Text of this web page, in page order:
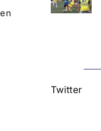
Twitter